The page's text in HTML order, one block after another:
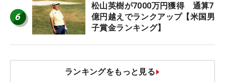
6
松山英樹が7000万円獲得 通算7
億円越えでランクアップ【米国男
子賞金ランキング】
ランキングをもっと見る